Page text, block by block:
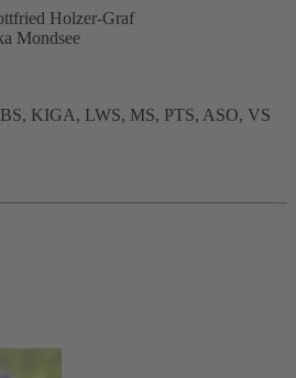
Holzer-Graf
Mondsee
KIGA, LWS, MS, PTS, ASO, VS